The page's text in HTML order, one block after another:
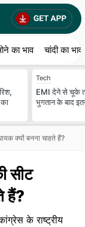
का भाव चांदी का भाव
Tech
EMI देने से चूके
भुगतान के बाद
क्यों बनना चाहते हैं?
सीट
हैं?
के राष्ट्रीय